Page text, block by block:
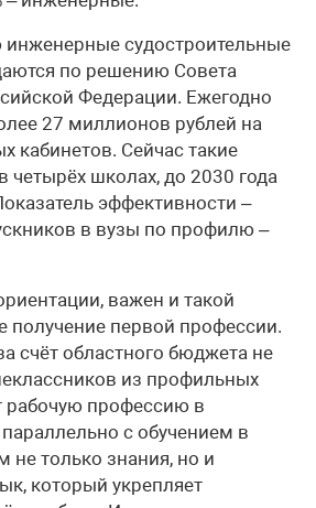
судостроительные
по решению Совета
Федерации. Ежегодно
27 миллионов рублей на
кабинетов. Сейчас такие
четырёх школах, до 2030 года
эффективности –
в вузы по профилю –
важен и такой
получение первой профессии.
счёт областного бюджета не
из профильных
рабочую профессию в
с обучением в
не только знания, но и
который укрепляет